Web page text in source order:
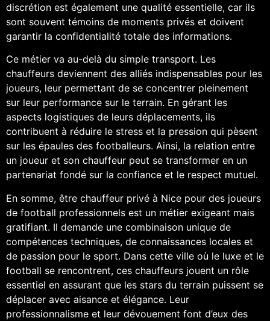
discrétion est également une qualité essentielle, car ils
sont souvent témoins de moments privés et doivent
garantir la confidentialité totale des informations.
Ce métier va au-delà du simple transport. Les
chauffeurs deviennent des alliés indispensables pour les
joueurs, leur permettant de se concentrer pleinement
sur leur performance sur le terrain. En gérant les
aspects logistiques de leurs déplacements, ils
contribuent à réduire le stress et la pression qui pèsent
sur les épaules des footballeurs. Ainsi, la relation entre
un joueur et son chauffeur peut se transformer en un
partenariat fondé sur la confiance et le respect mutuel.
En somme, être chauffeur privé à Nice pour des joueurs
de football professionnels est un métier exigeant mais
gratifiant. Il demande une combinaison unique de
compétences techniques, de connaissances locales et
de passion pour le sport. Dans cette ville où le luxe et le
football se rencontrent, ces chauffeurs jouent un rôle
essentiel en assurant que les stars du terrain puissent se
déplacer avec aisance et élégance. Leur
professionnalisme et leur dévouement font d’eux des